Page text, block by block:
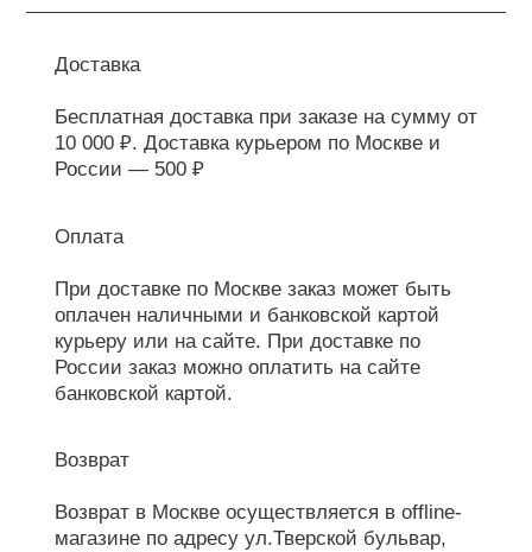
Доставка
Бесплатная доставка при заказе на сумму от
10 000 ₽. Доставка курьером по Москве и
России — 500 ₽
Оплата
При доставке по Москве заказ может быть
оплачен наличными и банковской картой
курьеру или на сайте. При доставке по
России заказ можно оплатить на сайте
банковской картой.
Возврат
Возврат в Москве осуществляется в offline-
магазине по адресу ул.Тверской бульвар,